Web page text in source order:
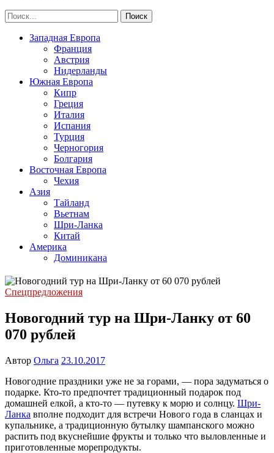
Западная Европа
Франция
Австрия
Нидерланды
Южная Европа
Кипр
Греция
Италия
Испания
Турция
Черногория
Болгария
Восточная Европа
Чехия
Азия
Тайланд
Вьетнам
Шри-Ланка
Китай
Америка
Доминикана
Спецпредложения
Новогодний тур на Шри-Ланку от 60
070 рублей
Автор Ольга 23.10.2017
Новогодние праздники уже не за горами, — пора задуматься о
подарке. Кто-то предпочтет традиционный подарок под
домашней елкой, а кто-то — путевку к морю и солнцу. Шри-
Ланка вполне подходит для встречи Нового года в сланцах и
купальнике, а традиционную бутылку шампанского можно
распить под вкуснейшие фрукты и только что выловленные и
приготовленные морепродукты.